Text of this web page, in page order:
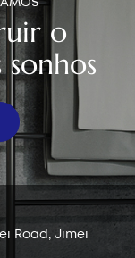
o
Road, Jimei